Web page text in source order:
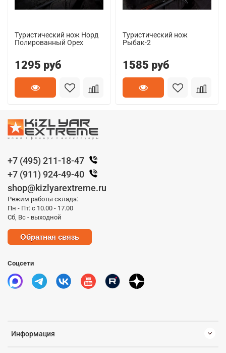
Туристический нож Норд
Полированный Орех
1295 руб
Туристический нож
Рыбак-2
1585 руб
Информация
+7 (495) 211-18-47
+7 (911) 924-49-40
shop@kizlyarextreme.ru
Режим работы склада:
Пн - Пт: с 10.00 - 17.00
Сб, Вс - выходной
Обратная связь
Соцсети